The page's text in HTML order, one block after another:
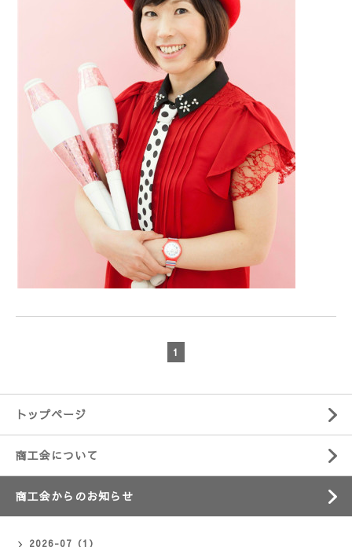
1
トップページ
商工会について
商工会からのお知らせ
2026-07（1）